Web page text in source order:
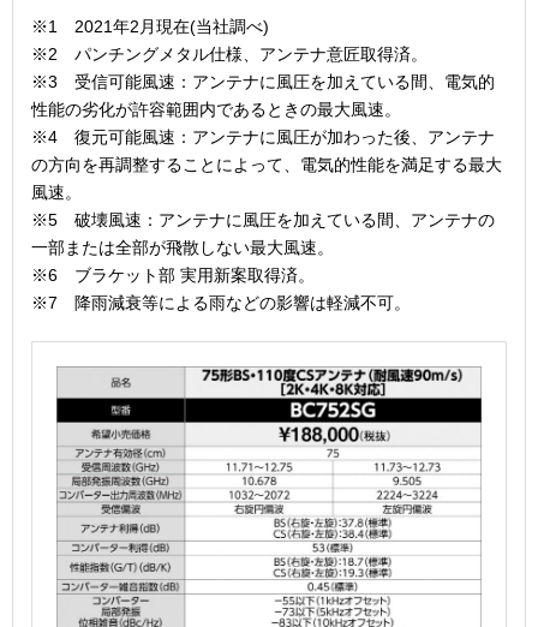
※1 2021年2月現在(当社調べ)
※2 パンチングメタル仕様、アンテナ意匠取得済。
※3 受信可能風速：アンテナに風圧を加えている間、電気的
性能の劣化が許容範囲内であるときの最大風速。
※4 復元可能風速：アンテナに風圧が加わった後、アンテナ
の方向を再調整することによって、電気的性能を満足する最大
風速。
※5 破壊風速：アンテナに風圧を加えている間、アンテナの
一部または全部が飛散しない最大風速。
※6 ブラケット部 実用新案取得済。
※7 降雨減衰等による雨などの影響は軽減不可。